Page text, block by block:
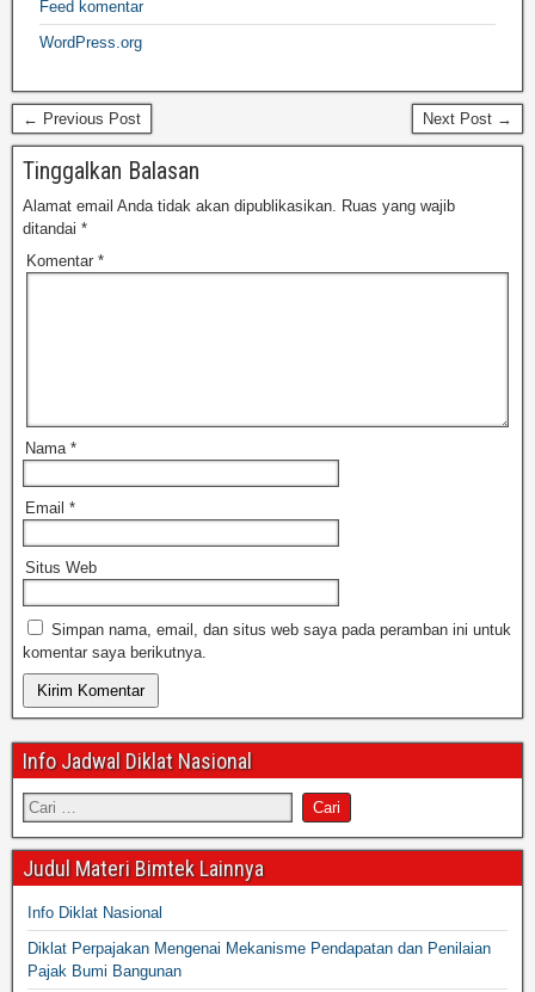
Feed komentar
WordPress.org
← Previous Post Next Post →
Tinggalkan Balasan
Alamat email Anda tidak akan dipublikasikan. Ruas yang wajib
ditandai *
Komentar *
Nama *
Email *
Situs Web
Simpan nama, email, dan situs web saya pada peramban ini untuk
komentar saya berikutnya.
Info Jadwal Diklat Nasional
Judul Materi Bimtek Lainnya
Info Diklat Nasional
Diklat Perpajakan Mengenai Mekanisme Pendapatan dan Penilaian
Pajak Bumi Bangunan